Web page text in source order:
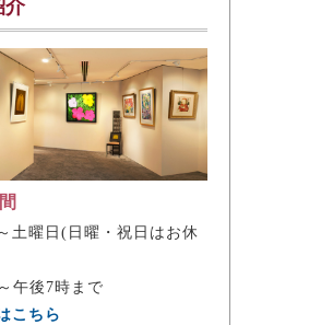
介
土曜日(日曜・祝日はお休
午後7時まで
こちら